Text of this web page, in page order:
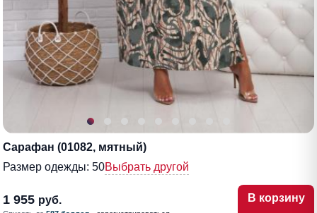
Сарафан (01082, мятный)
Размер одежды: 50Выбрать другой
1 955 руб. В корзину